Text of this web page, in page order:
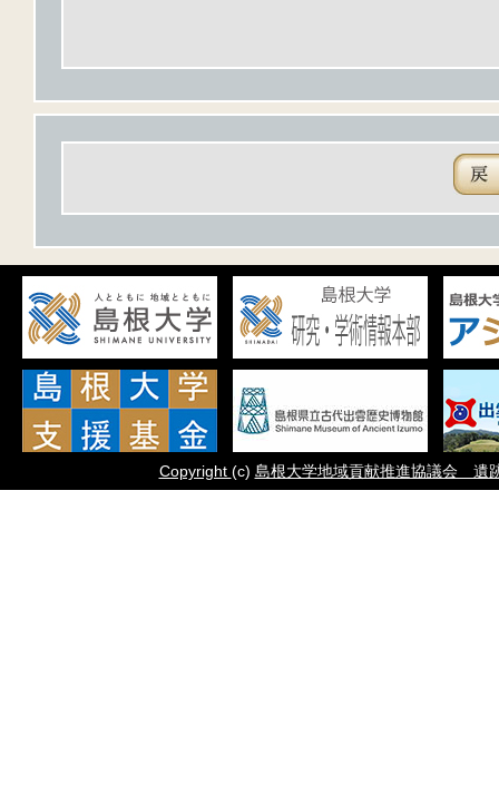
Copyright (c) 島根大学地域貢献推進協議会 遺